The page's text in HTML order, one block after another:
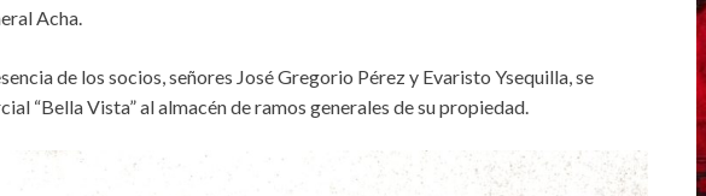
Acha.
de los socios, señores José Gregorio Pérez y Evaristo Ysequilla, se
“Bella Vista” al almacén de ramos generales de su propiedad.